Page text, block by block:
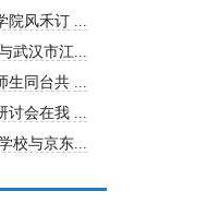
院风禾订 ...
武汉市江...
生同台共 ...
讨会在我 ...
校与京东...